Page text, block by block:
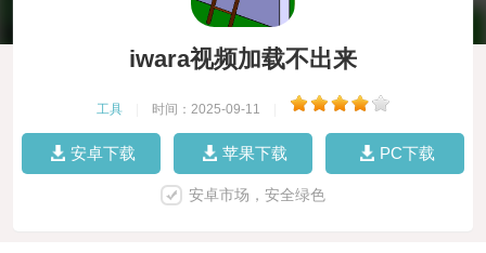
iwara视频加载不出来
工具 时间：2025-09-11
安卓下载 苹果下载 PC下载
安卓市场，安全绿色